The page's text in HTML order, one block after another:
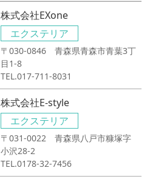
株式会社EXone
エクステリア
〒030-0846 青森県青森市青葉3丁
目1-8
TEL.017-711-8031
株式会社E-style
エクステリア
〒031-0022 青森県八戸市糠塚字
小沢28-2
TEL.0178-32-7456